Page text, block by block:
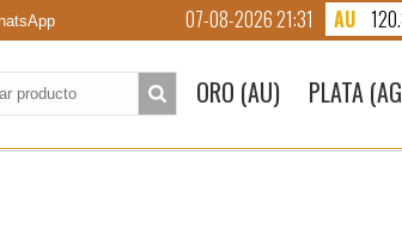
07-08-2026 21:31 AU
ORO (AU) PLATA